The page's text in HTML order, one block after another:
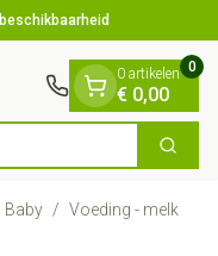
Zoek
0 artikelen
€ 0,00
0
Baby / Voeding - melk